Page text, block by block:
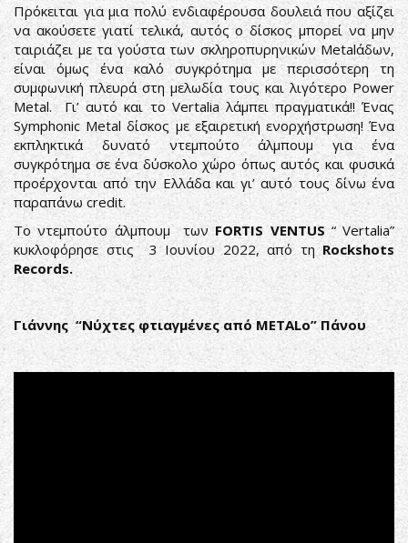
Πρόκειται για μια πολύ ενδιαφέρουσα δουλειά που αξίζει
να ακούσετε γιατί τελικά, αυτός ο δίσκος μπορεί να μην
ταιριάζει με τα γούστα των σκληροπυρηνικών Metalάδων,
είναι όμως ένα καλό συγκρότημα με περισσότερη τη
συμφωνική πλευρά στη μελωδία τους και λιγότερο Power
Metal. Γι’ αυτό και το Vertalia λάμπει πραγματικά!! Ένας
Symphonic Metal δίσκος με εξαιρετική ενορχήστρωση! Ένα
εκπληκτικά δυνατό ντεμπούτο άλμπουμ για ένα
συγκρότημα σε ένα δύσκολο χώρο όπως αυτός και φυσικά
προέρχονται από την Ελλάδα και γι’ αυτό τους δίνω ένα
παραπάνω credit.
Το ντεμπούτο άλμπουμ τωνFORTIS VENTUS“ Vertalia”
κυκλοφόρησε στις 3 Ιουνίου 2022, από τη Rockshots
Records.
Γιάννης “Νύχτες φτιαγμένες από METALο” Πάνου